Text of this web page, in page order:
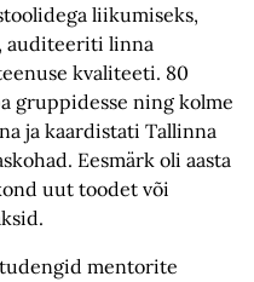
liikumiseks,
auditeeriti linna
kvaliteeti. 80
gruppidesse ning kolme
ja kaardistati Tallinna
Eesmärk oli aasta
uut toodet või
mentorite